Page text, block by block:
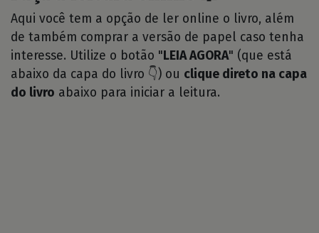
Aqui você tem a opção de ler online o livro, além
de também comprar a versão de papel caso tenha
interesse. Utilize o botão " LEIA AGORA" (que está
abaixo da capa do livro 👇) ou clique direto na capa
do livro abaixo para iniciar a leitura.